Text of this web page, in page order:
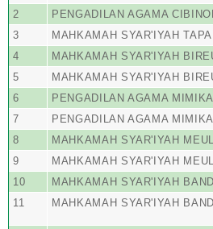
2
PENGADILAN AGAMA
3
MAHKAMAH SYAR'IYAH
4
MAHKAMAH SYAR'IYAH
5
MAHKAMAH SYAR'IYAH
6
PENGADILAN AGAMA MIMIKA
7
PENGADILAN AGAMA MIMIKA
8
MAHKAMAH SYAR'IYAH
9
MAHKAMAH SYAR'IYAH
10
MAHKAMAH SYAR'IYAH
11
MAHKAMAH SYAR'IYAH